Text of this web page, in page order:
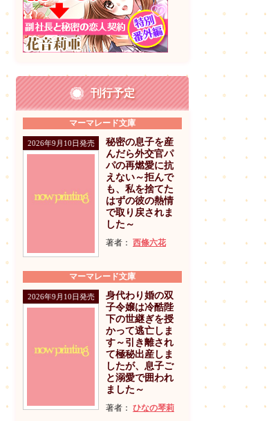
刊行予定
マーマレード文庫
2026年9月10日発売
秘密の息子を産
んだら外交官パ
パの再燃愛に抗
えない～拒んで
も、私を捨てた
はずの彼の熱情
で取り戻されま
した～
著者： 西條六花
マーマレード文庫
2026年9月10日発売
身代わり婚の双
子令嬢は冷酷陛
下の世継ぎを授
かって逃亡しま
す～引き離され
て極秘出産しま
したが、息子ご
と溺愛で囲われ
ました～
著者： ひなの琴莉